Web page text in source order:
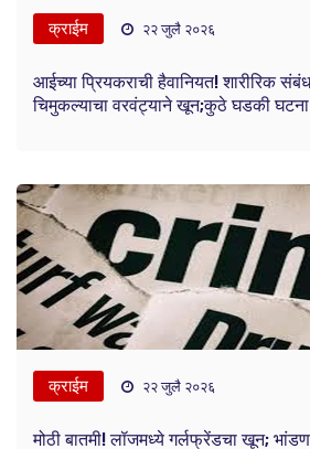
क्राईम २२ जुलै २०२६
आईच्या प्रियकराची हैवानियत! शारीरिक
चिमुकल्याचा वरवंट्याने खून;कुठे घडकी
क्राईम २२ जुलै २०२६
मोठी बातमी! लॉजमध्ये गर्लफ्रेंडचा खून;